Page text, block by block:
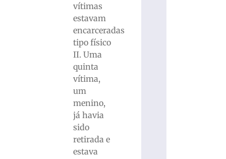
vítimas
estavam
encarceradas
tipo físico
II. Uma
quinta
vítima,
um
menino,
já havia
sido
retirada e
estava